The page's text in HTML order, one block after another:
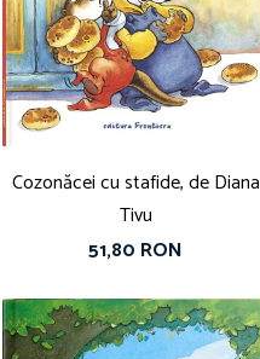
Cozonăcei cu stafide, de Diana
Tivu
51,80 RON